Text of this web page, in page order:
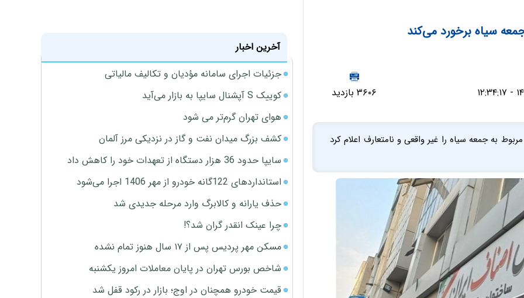
سیاه برخورد می‌کند
۳۶۰۶ بازدید
به جمعه سیاه را غیر واقعی و نامتعارف اعلام کرد
آخرین اخبار
جزئیات اجرای سامانه مؤدیان و تکالیف مالیاتی
کوییک S آپشنال سایپا به بازار می‌آید
هوای تهران گرم‌تر می شود
کشف بزرگ میدان نفت و گاز در نزدیکی مرز آلمان
سایپا حدود 36 هزار دستگاه از تعهدات خود را کاهش داد
استانداردهای 122گانه خودرو از مهر 1406 اجرا می‌شود
حذف یارانه و کالابرگ وارد مرحله جدیدی شد
چرا عینک انقدر گران شد؟!
مسکن مهر پردیس پس از ۱۷ سال هنوز تمام نشده
شاخص بورس تهران در پایان معاملات امروز یکشنبه
قیمت خودرو همچنان در اوج؛ بازار در رکود قفل شد